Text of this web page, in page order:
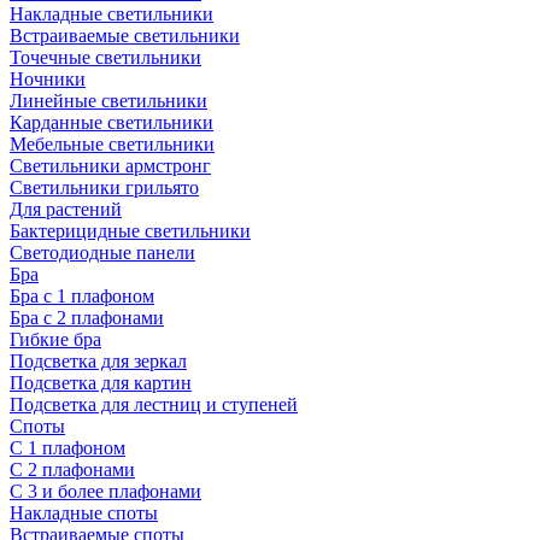
Накладные светильники
Встраиваемые светильники
Точечные светильники
Ночники
Линейные светильники
Карданные светильники
Мебельные светильники
Светильники армстронг
Светильники грильято
Для растений
Бактерицидные светильники
Светодиодные панели
Бра
Бра с 1 плафоном
Бра с 2 плафонами
Гибкие бра
Подсветка для зеркал
Подсветка для картин
Подсветка для лестниц и ступеней
Споты
С 1 плафоном
С 2 плафонами
С 3 и более плафонами
Накладные споты
Встраиваемые споты